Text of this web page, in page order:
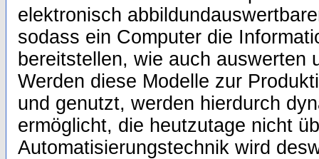
elektronisch
sodass ein Computer die
bereitstellen, wie auch auswerten
Werden diese Modelle zur
und genutzt, werden hierdurch
ermöglicht, die heutzutage nicht
Automatisierungstechnik wird